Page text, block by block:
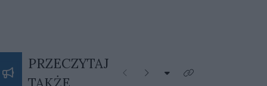
PRZECZYTAJ
Poprzednie
Następne
Rozwiń listę kategorii
Kliknij aby zobaczyć